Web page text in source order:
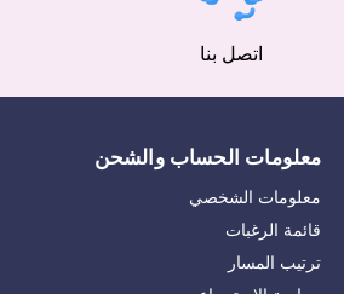
اتصل بنا
معلومات الحساب والشحن
معلومات الشخصي
قائمة الرغبات
ترتيب المسار